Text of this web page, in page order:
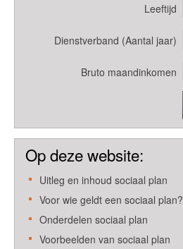
Leeftijd
Dienstverband (Aantal jaar)
Bruto maandinkomen
Op deze website:
Uitleg en inhoud sociaal plan
Voor wie geldt een sociaal plan?
Onderdelen sociaal plan
Voorbeelden van sociaal plan